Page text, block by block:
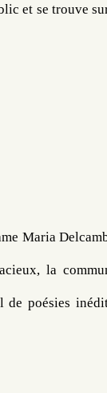
et se trouve
Maria
la
de poésies